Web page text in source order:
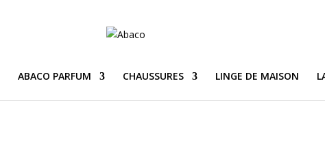
ABACO PARFUM CHAUSSURES LINGE DE MAISON